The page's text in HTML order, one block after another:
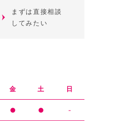
まずは直接相談
してみたい
金 土 日
● ● -